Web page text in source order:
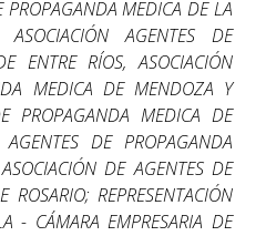
PROPAGANDA MEDICA DE LA
ASOCIACIÓN AGENTES DE
ENTRE RÍOS, ASOCIACIÓN
MEDICA DE MENDOZA Y
PROPAGANDA MEDICA DE
DE PROPAGANDA
DE AGENTES DE
REPRESENTACIÓN
- CÁMARA EMPRESARIA DE